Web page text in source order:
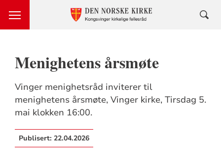
Menighetens årsmøte
Vinger menighetsråd inviterer til
menighetens årsmøte, Vinger kirke, Tirsdag 5.
mai klokken 16:00.
Publisert: 22.04.2026